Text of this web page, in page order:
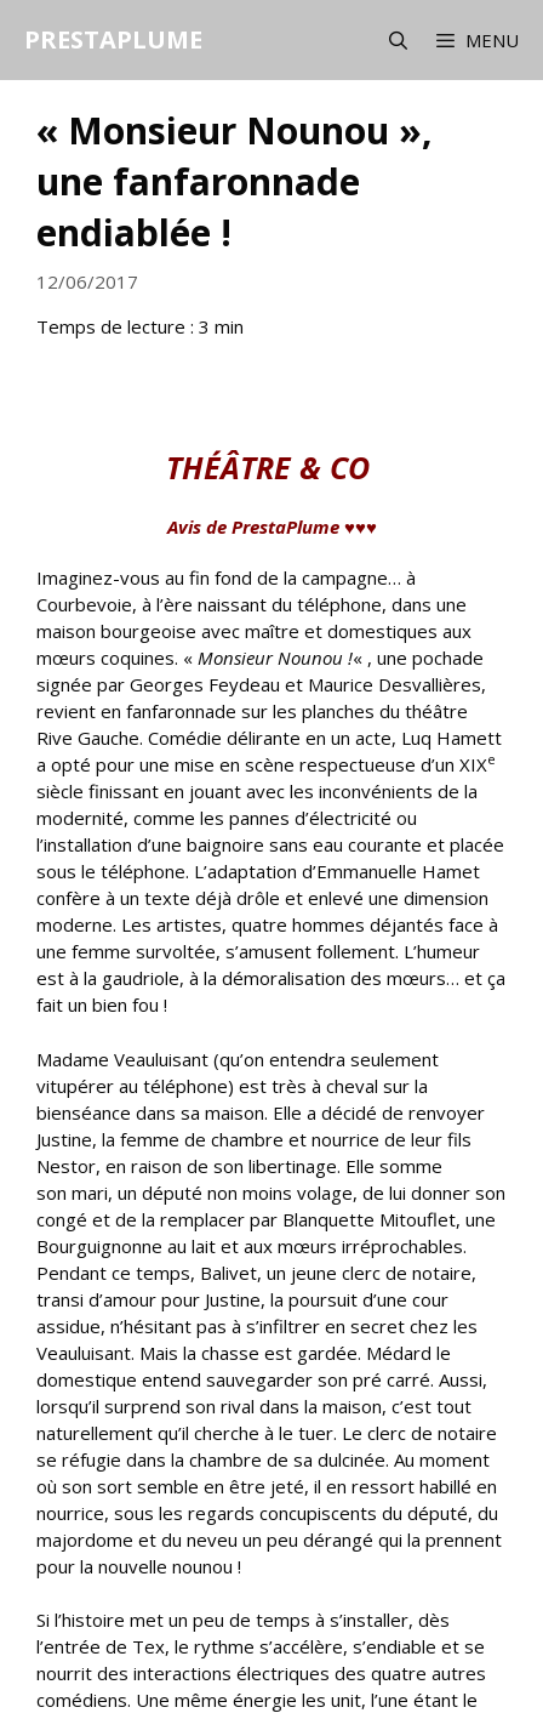
PRESTAPLUME MENU
« Monsieur Nounou »,
une fanfaronnade
endiablée !
12/06/2017
Temps de lecture : 3 min
THÉÂTRE & CO
Avis de PrestaPlume ♥♥♥
Imaginez-vous au fin fond de la campagne… à
Courbevoie, à l’ère naissant du téléphone, dans une
maison bourgeoise avec maître et domestiques aux
mœurs coquines. « Monsieur Nounou !« , une pochade
signée par Georges Feydeau et Maurice Desvallières,
revient en fanfaronnade sur les planches du théâtre
Rive Gauche. Comédie délirante en un acte, Luq Hamett
a opté pour une mise en scène respectueuse d’un XIXe
siècle finissant en jouant avec les inconvénients de la
modernité, comme les pannes d’électricité ou
l’installation d’une baignoire sans eau courante et placée
sous le téléphone. L’adaptation d’Emmanuelle Hamet
confère à un texte déjà drôle et enlevé une dimension
moderne. Les artistes, quatre hommes déjantés face à
une femme survoltée, s’amusent follement. L’humeur
est à la gaudriole, à la démoralisation des mœurs… et ça
fait un bien fou !
Madame Veauluisant (qu’on entendra seulement
vitupérer au téléphone) est très à cheval sur la
bienséance dans sa maison. Elle a décidé de renvoyer
Justine, la femme de chambre et nourrice de leur fils
Nestor, en raison de son libertinage. Elle somme
son mari, un député non moins volage, de lui donner son
congé et de la remplacer par Blanquette Mitouflet, une
Bourguignonne au lait et aux mœurs irréprochables.
Pendant ce temps, Balivet, un jeune clerc de notaire,
transi d’amour pour Justine, la poursuit d’une cour
assidue, n’hésitant pas à s’infiltrer en secret chez les
Veauluisant. Mais la chasse est gardée. Médard le
domestique entend sauvegarder son pré carré. Aussi,
lorsqu’il surprend son rival dans la maison, c’est tout
naturellement qu’il cherche à le tuer. Le clerc de notaire
se réfugie dans la chambre de sa dulcinée. Au moment
où son sort semble en être jeté, il en ressort habillé en
nourrice, sous les regards concupiscents du député, du
majordome et du neveu un peu dérangé qui la prennent
pour la nouvelle nounou !
Si l’histoire met un peu de temps à s’installer, dès
l’entrée de Tex, le rythme s’accélère, s’endiable et se
nourrit des interactions électriques des quatre autres
comédiens. Une même énergie les unit, l’une étant le